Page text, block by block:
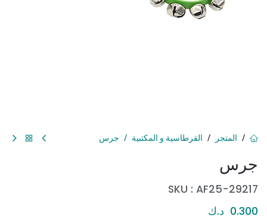
جرس
SKU : AF25-29217
0.300 د.ك
المتجر القرطاسية و المكتبية جرس